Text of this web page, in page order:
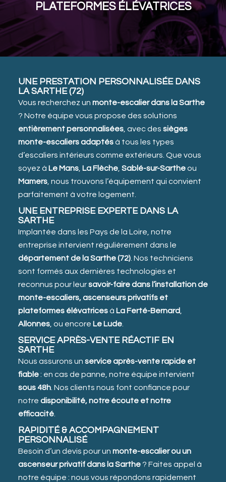
PLATEFORMES ÉLÉVATRICES
UNE PRESTATION PERSONNALISÉE DANS
LA SARTHE (72)
Vous recherchez un monte-escalier dans la Sarthe
? Notre équipe vous propose des solutions
entièrement personnalisées, avec des sièges
monte-escaliers adaptésà tous les types
d’escaliers intérieurs comme extérieurs. Que vous
soyez à Le Mans, La Flèche, Sablé-sur-Sartheou
Mamers, nous trouvons l’équipement qui convient
parfaitement à votre logement.
UNE ENTREPRISE EXPERTE DANS LA
SARTHE
Implantée dans les Pays de la Loire, notre
entreprise intervient régulièrement dans le
département de la Sarthe (72). Nos techniciens
sont formés aux dernières technologies et
reconnus pour leursavoir-faire dans l’installation de
monte-escaliers, ascenseurs privatifs et
plateformes élévatricesà La Ferté-Bernard,
Allonnes, ou encore Le Lude.
SERVICE APRÈS-VENTE RÉACTIF EN
SARTHE
Nous assurons un service après-vente rapide et
fiable: en cas de panne, notre équipe intervient
sous 48h. Nos clients nous font confiance pour
notre disponibilité, notre écoute et notre
efficacité.
RAPIDITÉ & ACCOMPAGNEMENT
PERSONNALISÉ
Besoin d’un devis pour un monte-escalier ou un
ascenseur privatif dans la Sarthe? Faites appel à
notre équipe : nous vous répondons rapidement